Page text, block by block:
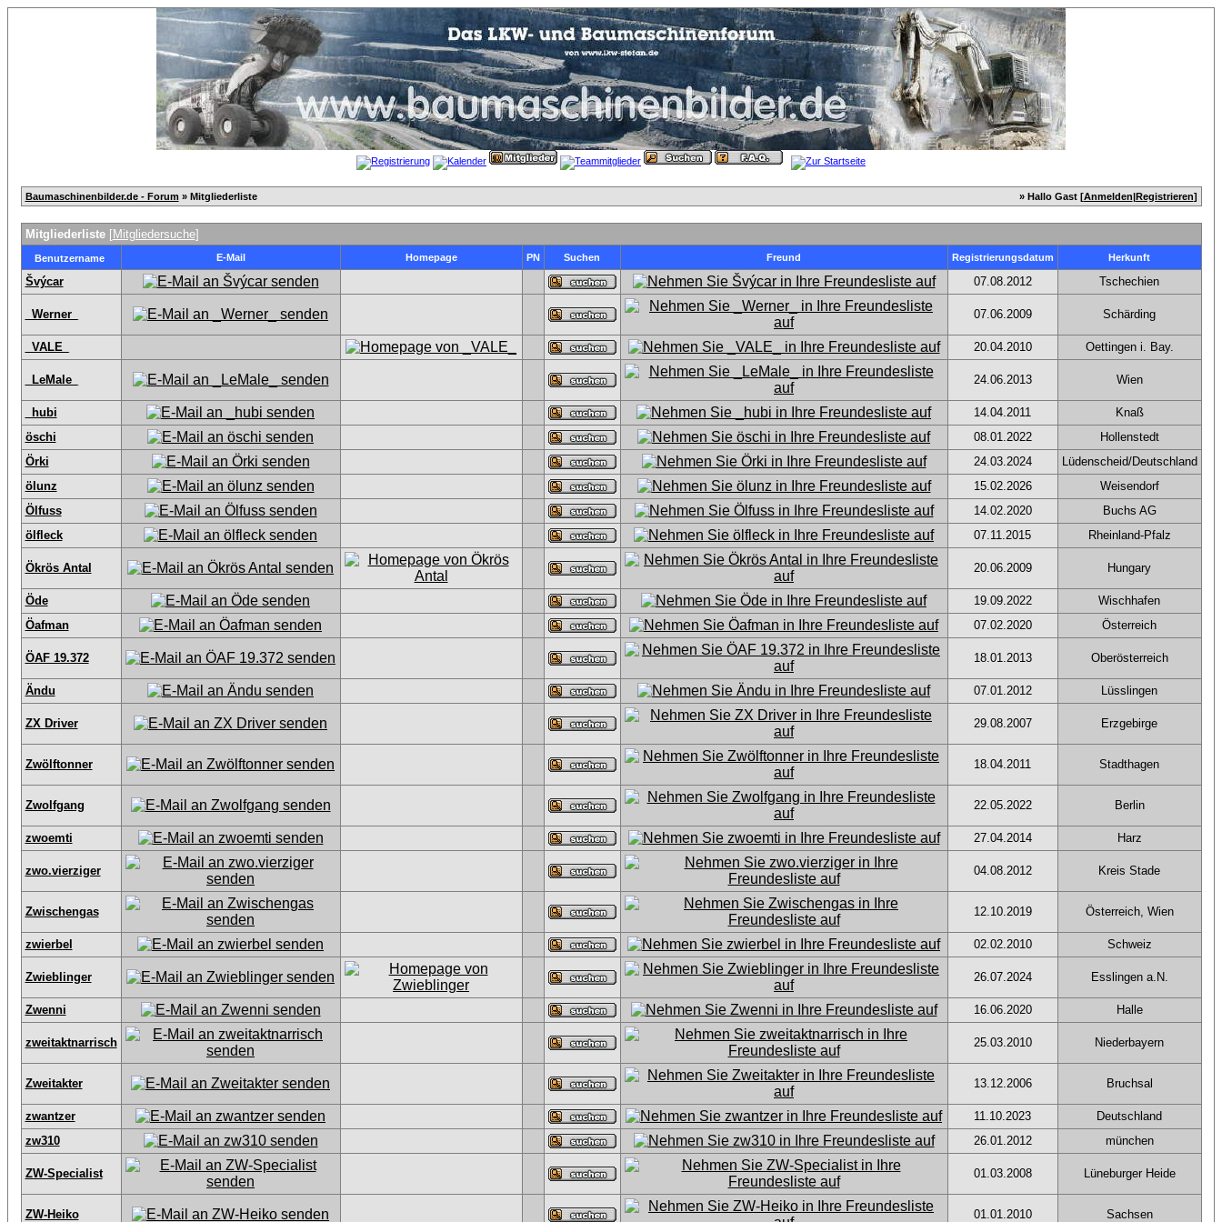
Baumaschinenbilder.de - Forum » Mitgliederliste » Hallo Gast [Anmelden|Registrieren]
Mitgliederliste[Mitgliedersuche]
Benutzername E-Mail Homepage PN Suchen Freund Registrierungsdatum Herkunft
Švýcar 07.08.2012 Tschechien
_Werner_ 07.06.2009 Schärding
_VALE_ 20.04.2010 Oettingen i. Bay.
_LeMale_ 24.06.2013 Wien
_hubi 14.04.2011
Knaß
öschi
08.01.2022
Hollenstedt
Örki
24.03.2024
Lüdenscheid/Deutschland
ölunz
15.02.2026
Weisendorf
Ölfuss
14.02.2020
Buchs AG
ölfleck
07.11.2015 Rheinland-Pfalz
Ökrös Antal 20.06.2009 Hungary
Öde 19.09.2022
Wischhafen
Öafman
07.02.2020 Österreich
ÖAF 19.372 18.01.2013 Oberösterreich
Ändu 07.01.2012 Lüsslingen
ZX Driver 29.08.2007 Erzgebirge
Zwölftonner 18.04.2011 Stadthagen
Zwolfgang 22.05.2022 Berlin
zwoemti 27.04.2014 Harz
zwo.vierziger 04.08.2012 Kreis Stade
Zwischengas 12.10.2019 Österreich, Wien
zwierbel 02.02.2010 Schweiz
Zwieblinger 26.07.2024 Esslingen a.N.
Zwenni 16.06.2020 Halle
zweitaktnarrisch 25.03.2010 Niederbayern
Zweitakter 13.12.2006 Bruchsal
zwantzer 11.10.2023
Deutschland
zw310
26.01.2012 münchen
ZW-Specialist 01.03.2008 Lüneburger Heide
ZW-Heiko 01.01.2010 Sachsen